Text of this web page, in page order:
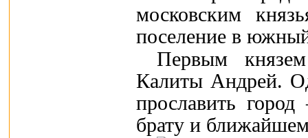
московским
поселение в
Первым
Калиты Андрей.
прославить
брату и